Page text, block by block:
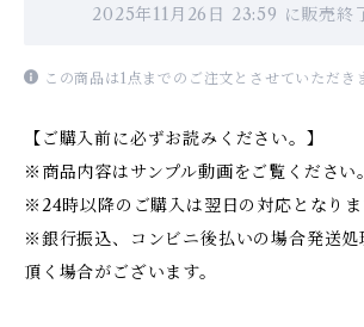
2025年11月26日 23:59 に販売終
この商品は1点までのご注文とさせていただき
【ご購入前に必ずお読みください。】
※商品内容はサンプル動画をご覧ください。
※24時以降のご購入は翌日の対応となりま
※銀行振込、コンビニ後払いの場合発送処
頂く場合がございます。